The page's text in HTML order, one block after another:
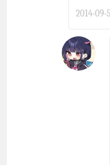
2014-09-5